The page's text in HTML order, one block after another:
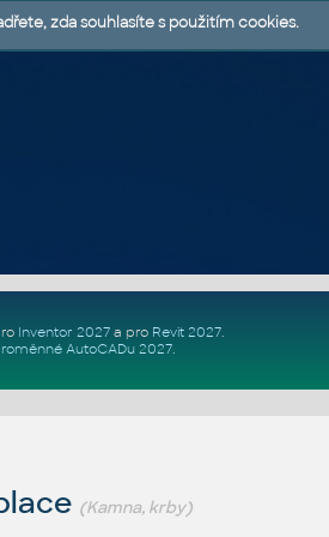
Inventor 2027a pro Revit 2027.
AutoCADu 2027.
(Kamna, krby)
zda souhlasíte s použitím cookies.